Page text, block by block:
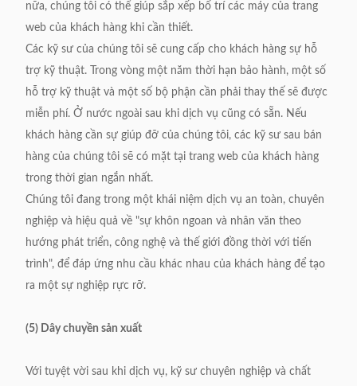
nữa, chúng tôi có thể giúp sắp xếp bố trí các máy của trang
web của khách hàng khi cần thiết.
Các kỹ sư của chúng tôi sẽ cung cấp cho khách hàng sự hỗ
trợ kỹ thuật.
Trong vòng một năm thời hạn bảo hành, một số
hỗ trợ kỹ thuật và một số bộ phận cần phải thay thế sẽ được
miễn phí. Ở nước ngoài sau khi dịch vụ cũng có sẵn. Nếu
khách hàng cần sự giúp đỡ của chúng tôi, các kỹ sư sau bán
hàng của chúng tôi sẽ có mặt tại trang web của khách hàng
trong thời gian ngắn nhất.
Chúng tôi đang trong một khái niệm dịch vụ an toàn, chuyên
nghiệp và hiệu quả về "sự khôn ngoan và nhân văn theo
hướng phát triển, công nghệ và thế giới đồng thời với tiến
trình", để đáp ứng nhu cầu khác nhau của khách hàng để tạo
ra một sự nghiệp rực rỡ.
(5) Dây chuyền sản xuất
Với tuyệt vời sau khi dịch vụ, kỹ sư chuyên nghiệp và chất